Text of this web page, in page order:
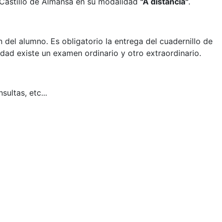
alumno. Es obligatorio la entrega del cuadernillo de
existe un examen ordinario y otro extraordinario.
etc...